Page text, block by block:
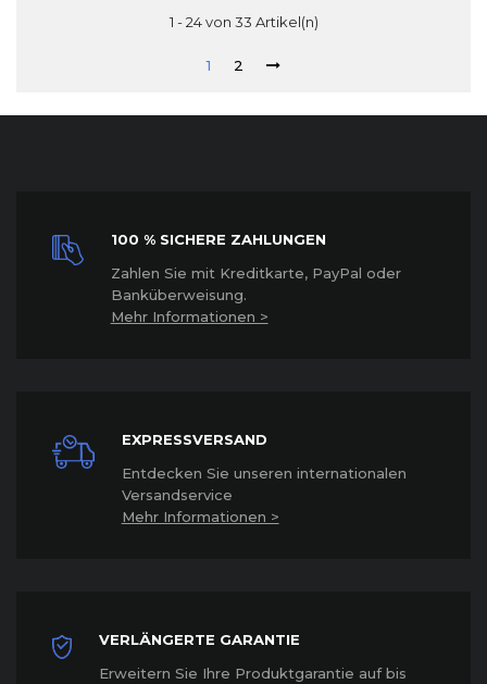
1 - 24 von 33 Artikel(n)
1 2
100 % SICHERE ZAHLUNGEN
Zahlen Sie mit Kreditkarte, PayPal oder
Banküberweisung.
Mehr Informationen >
EXPRESSVERSAND
Entdecken Sie unseren internationalen
Versandservice
Mehr Informationen >
VERLÄNGERTE GARANTIE
Erweitern Sie Ihre Produktgarantie auf bis